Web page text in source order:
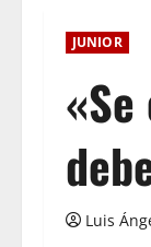
JUNIOR
Luis